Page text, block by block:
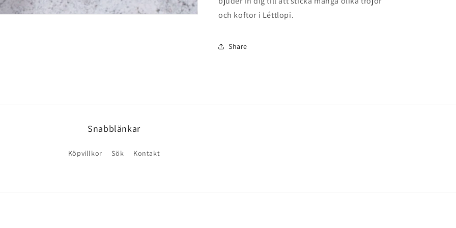
och koftor i Léttlopi.
Share
Snabblänkar
Köpvillkor Sök Kontakt